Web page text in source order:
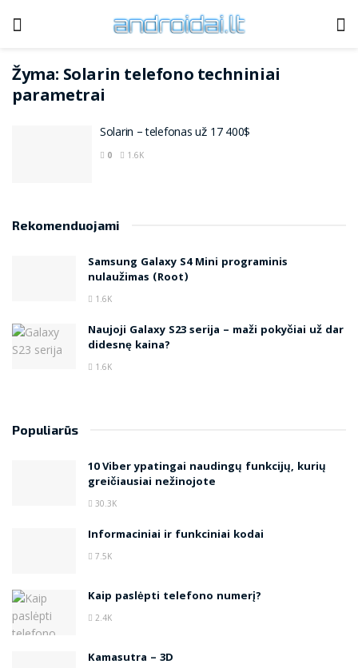
Žyma: Solarin telefono techniniai
parametrai
Solarin – telefonas už 17 400$
0 1.6K
Rekomenduojami
Samsung Galaxy S4 Mini programinis
nulaužimas (Root)
1.6K
Naujoji Galaxy S23 serija – maži pokyčiai už dar
didesnę kaina?
1.6K
Populiarūs
10 Viber ypatingai naudingų funkcijų, kurių
greičiausiai nežinojote
30.3K
Informaciniai ir funkciniai kodai
7.5K
Kaip paslėpti telefono numerį?
2.4K
Kamasutra – 3D